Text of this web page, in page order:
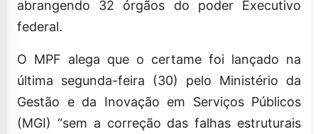
abrangendo 32 órgãos do poder Executivo
federal.
O MPF alega que o certame foi lançado na
última segunda-feira (30) pelo Ministério da
Gestão e da Inovação em Serviços Públicos
(MGI) “sem a correção das falhas estruturais